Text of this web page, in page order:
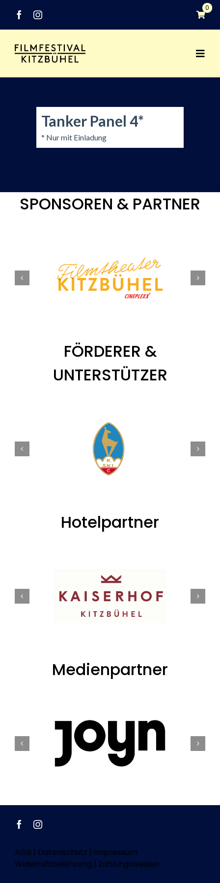
Inhalt
springen
0
Networking
Industry
Tanker Panel 4*
* Nur mit Einladung
SPONSOREN & PARTNER
FÖRDERER &
UNTERSTÜTZER
Hotelpartner
Medienpartner
AGB | Datenschutz | Impressum
Widerrufsbelehrung | Zahlungsweisen